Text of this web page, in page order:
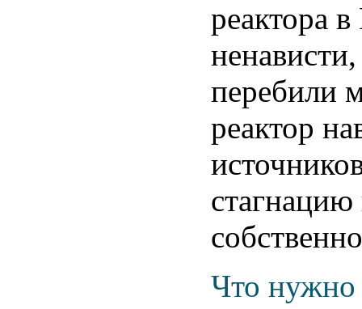
реактора
перебили
реактор
стагнацию
Что нужно